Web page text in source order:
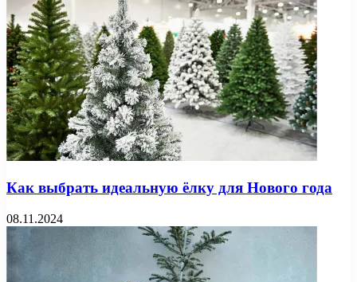
Как выбрать идеальную ёлку для Нового года
08.11.2024